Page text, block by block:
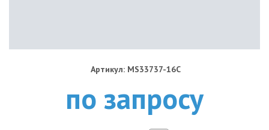
Артикул: MS33737-16C
по запросу